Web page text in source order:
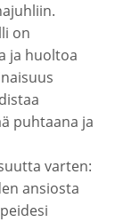
on
ja huoltoa
puhtaana ja
varten:
ansiosta